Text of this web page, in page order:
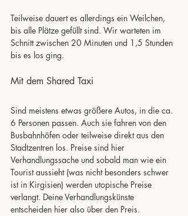
Teilweise dauert es allerdings ein Weilchen,
bis alle Plätze gefüllt sind. Wir warteten im
Schnitt zwischen 20 Minuten und 1,5 Stunden
bis es los ging.
Mit dem Shared Taxi
Sind meistens etwas größere Autos, in die ca.
6 Personen passen. Auch sie fahren von den
Busbahnhöfen oder teilweise direkt aus den
Stadtzentren los. Preise sind hier
Verhandlungssache und sobald man wie ein
Tourist aussieht (was nicht besonders schwer
ist in Kirgisien) werden utopische Preise
verlangt. Deine Verhandlungskünste
entscheiden hier also über den Preis.